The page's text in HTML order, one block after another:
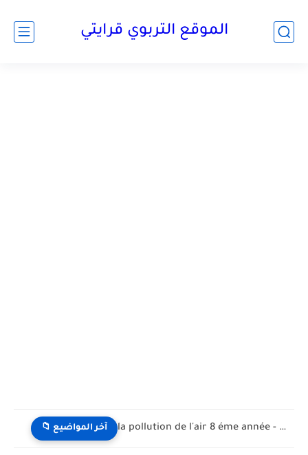
الموقع التربوي قرايتي
📁 آخر المواضيع la pollution de l'air 8 éme année - تلوث الهواء...